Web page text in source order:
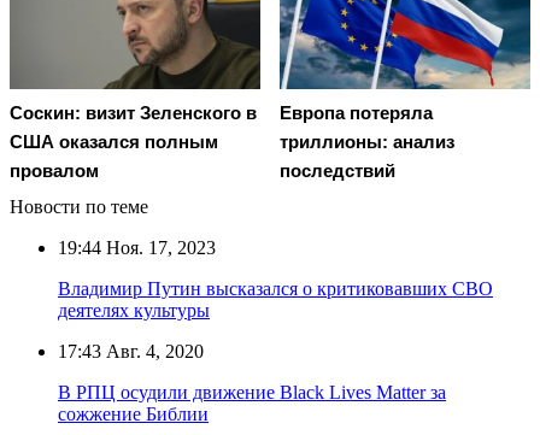
Соскин: визит Зеленского в
США оказался полным
провалом
Европа потеряла
триллионы: анализ
последствий
Новости по теме
19:44 Ноя. 17, 2023
Владимир Путин высказался о критиковавших СВО
деятелях культуры
17:43 Авг. 4, 2020
В РПЦ осудили движение Black Lives Matter за
сожжение Библии